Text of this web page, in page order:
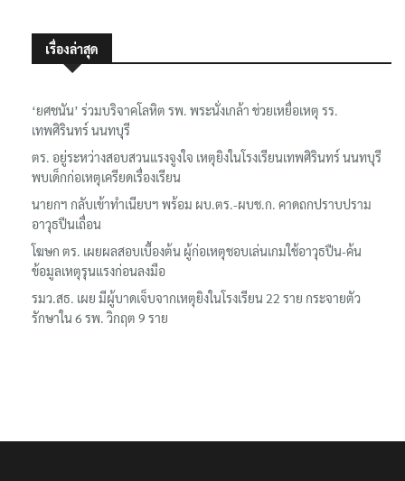
เรื่องล่าสุด
‘ยศชนัน’ ร่วมบริจาคโลหิต รพ. พระนั่งเกล้า ช่วยเหยื่อเหตุ รร.
เทพศิรินทร์ นนทบุรี
ตร. อยู่ระหว่างสอบสวนแรงจูงใจ เหตุยิงในโรงเรียนเทพศิรินทร์ นนทบุรี
พบเด็กก่อเหตุเครียดเรื่องเรียน
นายกฯ กลับเข้าทำเนียบฯ พร้อม ผบ.ตร.-ผบช.ก. คาดถกปราบปราม
อาวุธปืนเถื่อน
โฆษก ตร. เผยผลสอบเบื้องต้น ผู้ก่อเหตุชอบเล่นเกมใช้อาวุธปืน-ค้น
ข้อมูลเหตุรุนแรงก่อนลงมือ
รมว.สธ. เผย มีผู้บาดเจ็บจากเหตุยิงในโรงเรียน 22 ราย กระจายตัว
รักษาใน 6 รพ. วิกฤต 9 ราย